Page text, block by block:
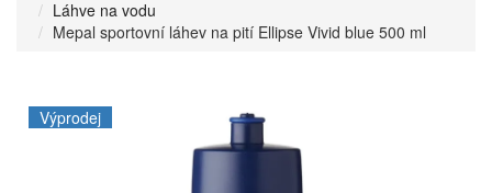
Láhve na vodu
Mepal sportovní láhev na pití Ellipse Vivid blue 500 ml
Výprodej